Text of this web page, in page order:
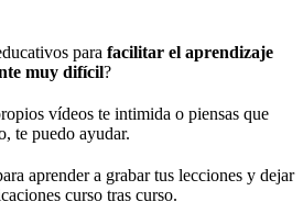
para facilitar el aprendizaje
muy difícil?
vídeos te intimida o piensas que
te puedo ayudar.
aprender a grabar tus lecciones y dejar
curso tras curso.